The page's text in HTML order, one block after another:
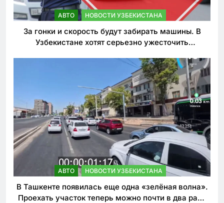
АВТО НОВОСТИ УЗБЕКИСТАНА
За гонки и скорость будут забирать машины. В
Узбекистане хотят серьезно ужесточить
АВТО НОВОСТИ УЗБЕКИСТАНА
В Ташкенте появилась еще одна «зелёная волна».
Проехать участок теперь можно почти в два раза